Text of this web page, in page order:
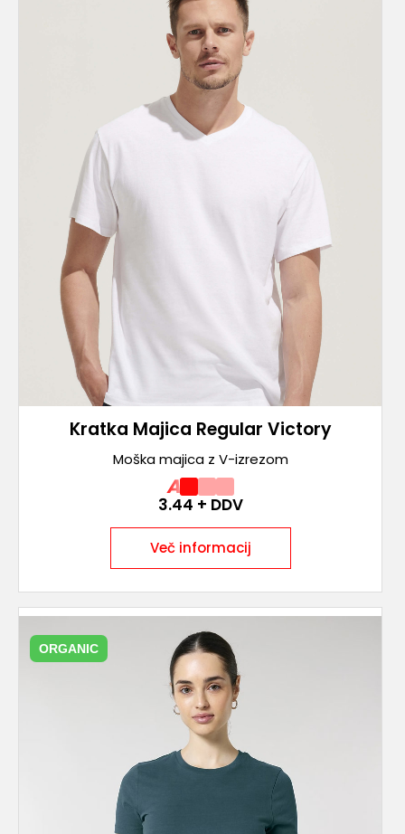
Kratka Majica Regular Victory
Moška majica z V-izrezom
A
3.44 + DDV
Več informacij
ORGANIC